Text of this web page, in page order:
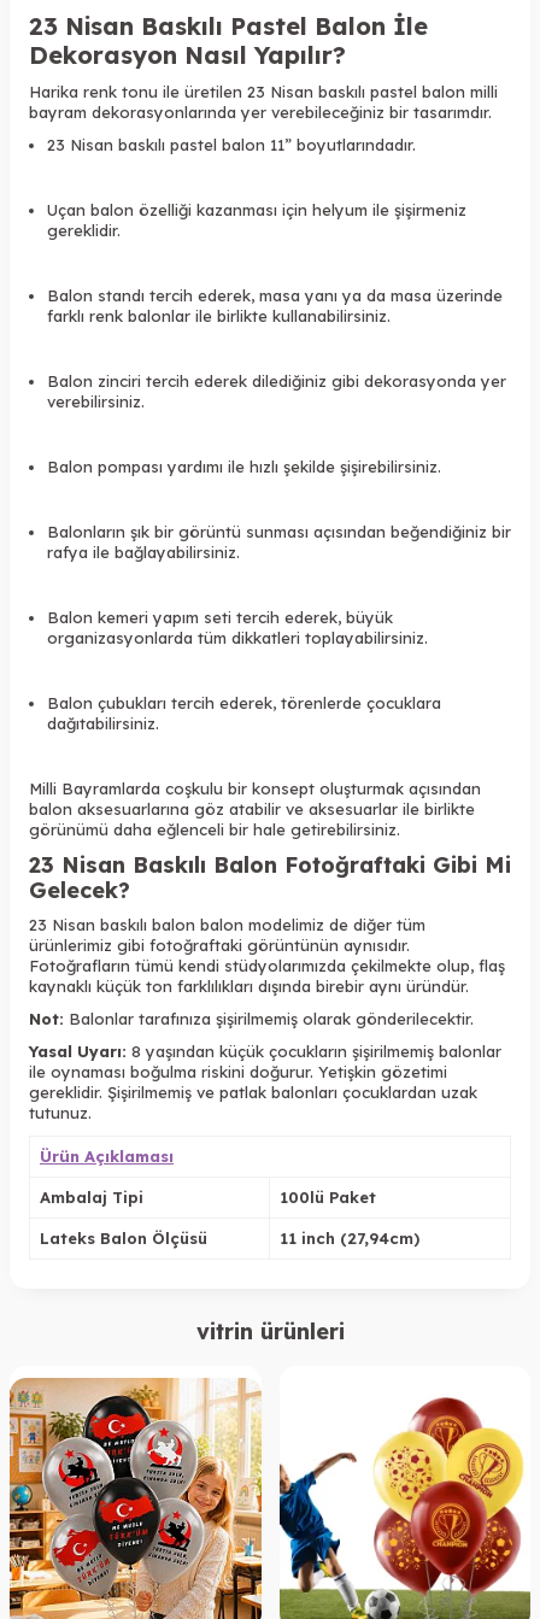
23 Nisan Baskılı Pastel Balon İle
Dekorasyon Nasıl Yapılır?
Harika renk tonu ile üretilen 23 Nisan baskılı pastel balon milli
bayram dekorasyonlarında yer verebileceğiniz bir tasarımdır.
23 Nisan baskılı pastel balon 11” boyutlarındadır.
Uçan balon özelliği kazanması için helyum ile şişirmeniz
gereklidir.
Balon standı tercih ederek, masa yanı ya da masa üzerinde
farklı renk balonlar ile birlikte kullanabilirsiniz.
Balon zinciri tercih ederek dilediğiniz gibi dekorasyonda yer
verebilirsiniz.
Balon pompası yardımı ile hızlı şekilde şişirebilirsiniz.
Balonların şık bir görüntü sunması açısından beğendiğiniz bir
rafya ile bağlayabilirsiniz.
Balon kemeri yapım seti tercih ederek, büyük
organizasyonlarda tüm dikkatleri toplayabilirsiniz.
Balon çubukları tercih ederek, törenlerde çocuklara
dağıtabilirsiniz.
Milli Bayramlarda coşkulu bir konsept oluşturmak açısından
balon aksesuarlarına göz atabilir ve aksesuarlar ile birlikte
görünümü daha eğlenceli bir hale getirebilirsiniz.
23 Nisan Baskılı Balon Fotoğraftaki Gibi Mi
Gelecek?
23 Nisan baskılı balon balon modelimiz de diğer tüm
ürünlerimiz gibi fotoğraftaki görüntünün aynısıdır.
Fotoğrafların tümü kendi stüdyolarımızda çekilmekte olup, flaş
kaynaklı küçük ton farklılıkları dışında birebir aynı üründür.
Not: Balonlar tarafınıza şişirilmemiş olarak gönderilecektir.
Yasal Uyarı: 8 yaşından küçük çocukların şişirilmemiş balonlar
ile oynaması boğulma riskini doğurur. Yetişkin gözetimi
gereklidir. Şişirilmemiş ve patlak balonları çocuklardan uzak
tutunuz.
Ürün Açıklaması
Ambalaj Tipi 100lü Paket
Lateks Balon Ölçüsü 11 inch (27,94cm)
vitrin ürünleri